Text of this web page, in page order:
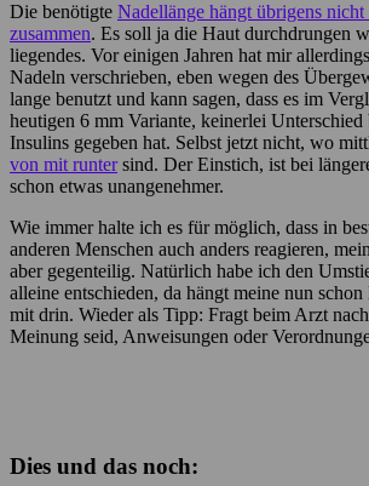
Die benötigte Nadellänge hängt übrigens
zusammen. Es soll ja die Haut durchdrungen
liegendes. Vor einigen Jahren hat mir
Nadeln verschrieben, eben wegen des
lange benutzt und kann sagen, dass es im
heutigen 6 mm Variante, keinerlei
Insulins gegeben hat. Selbst jetzt nicht, wo
von mit runtersind. Der Einstich, ist bei
schon etwas unangenehmer.
Wie immer halte ich es für möglich, dass in
anderen Menschen auch anders reagieren,
aber gegenteilig. Natürlich habe ich den
alleine entschieden, da hängt meine nun
mit drin. Wieder als Tipp: Fragt beim Arzt
Meinung seid, Anweisungen oder
Dies und das noch: